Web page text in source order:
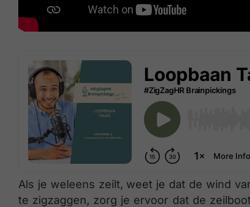
Als je weleens zeilt, weet je dat de wind
te zigzaggen, zorg je ervoor dat de